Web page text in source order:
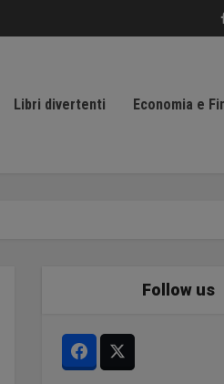
Libri divertenti Economia e
Follow us